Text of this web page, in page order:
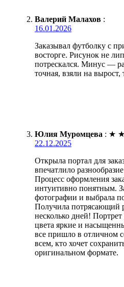
Валерий Малахов :
16.01.2026
Заказывал футболку с
восторге. Рисунок не
потрескался. Минус —
точная, взяли на
Юлия Муромцева : ★ ★
22.12.2025
Открыла портал для
впечатлило
Процесс оформления
интуитивно понятным.
фотографии и выбрала
Получила потрясающий
несколько дней! Портрет
цвета яркие и
все пришло в отличном
всем, кто хочет
оригинальном формате.